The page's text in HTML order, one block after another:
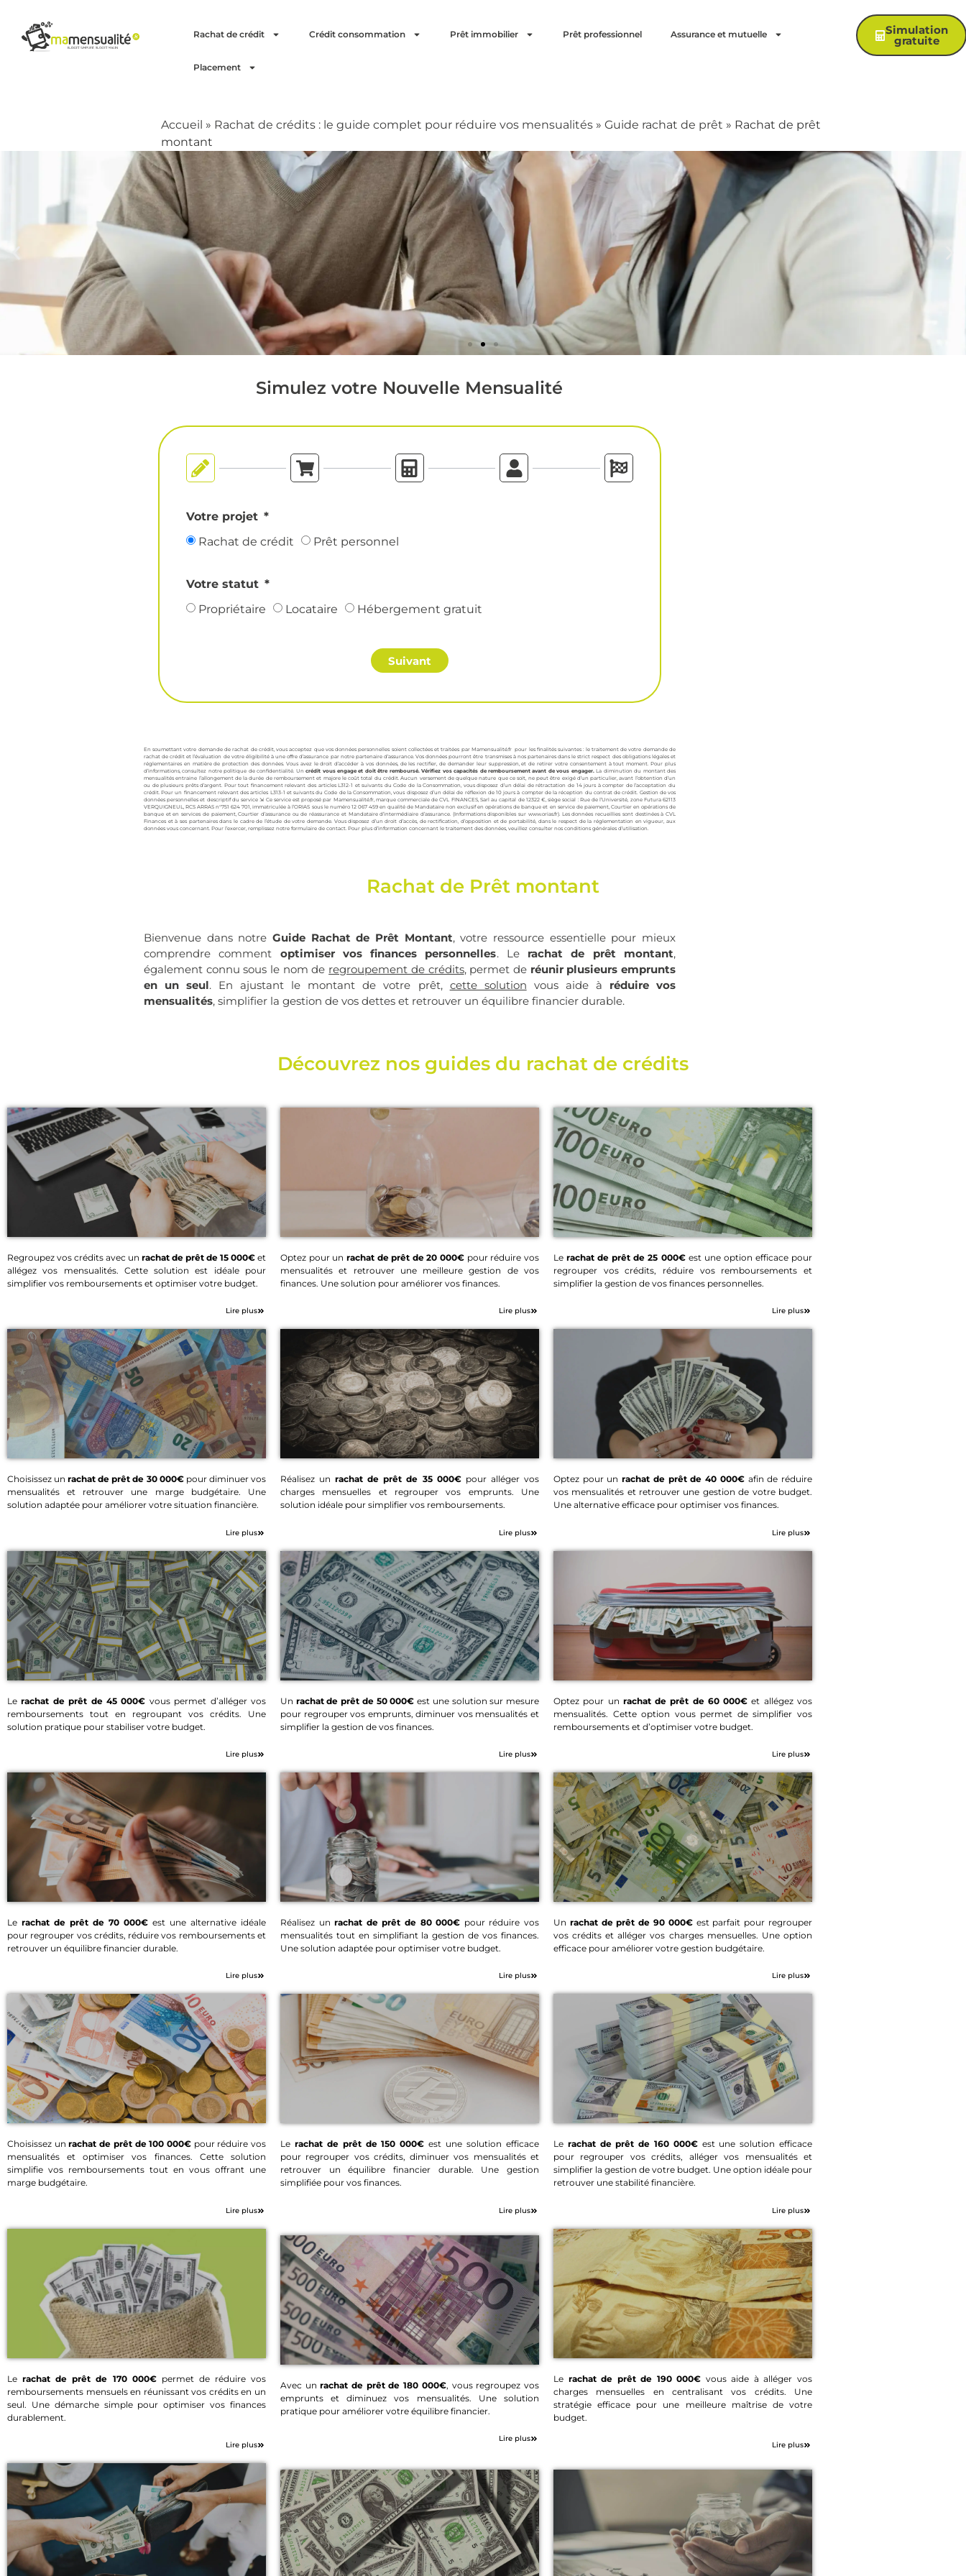
Rachat de crédit Crédit consommation Prêt immobilier Prêt professionnel Assurance et mutuelle
Placement
Accueil » Rachat de crédits : le guide complet pour réduire vos mensualités» Guide rachat de prêt » Rachat de prêt
montant
Simulation
gratuite
Un remboursement à votre
Simulez votre Nouvelle Mensualité
Votre projet
Rachat de crédit
Prêt personnel
Votre statut
Propriétaire
Locataire Hébergement gratuit
Suivant
En soumettant votre demande de rachat de crédit, vous acceptez que vos données personnelles soient collectées et traitées par Mamensualité.fr pour les finalités suivantes : le traitement de votre demande de
rachat de crédit et l’évaluation de votre éligibilité à une offre d’assurance par notre partenaire d’assurance. Vos données pourront être transmises à nos partenaires dans le strict respect des obligations légales et
réglementaires en matière de protection des données. Vous avez le droit d’accéder à vos données, de les rectifier, de demander leur suppression, et de retirer votre consentement à tout moment. Pour plus
d’informations, consultez notre politique de confidentialité. Un crédit vous engage et doit être remboursé. Vérifiez vos capacités de remboursement avant de vous engager.La diminution du montant des
mensualités entraine l’allongement de la durée de remboursement et majore le coût total du crédit. Aucun versement de quelque nature que ce soit, ne peut être exigé d’un particulier, avant l’obtention d’un
ou de plusieurs prêts d’argent. Pour tout financement relevant des articles L312-1 et suivants du Code de la Consommation, vous disposez d’un délai de rétractation de 14 jours à compter de l’acceptation du
crédit. Pour un financement relevant des articles L313-1 et suivants du Code de la Consommation, vous disposez d’un délai de réflexion de 10 jours à compter de la réception du contrat de crédit. Gestion de vos
données personnelles et descriptif du service ⇲ Ce service est proposé par Mamensualité.fr, marque commerciale de CVL FINANCES, Sarl au capital de 12322 €, siège social : Rue de l’Université, zone Futura 62113
VERQUIGNEUL, RCS ARRAS n°751 624 701, immatriculée à l’ORIAS sous le numéro 12 067 459 en qualité de Mandataire non exclusif en opérations de banque et en service de paiement, Courtier en opérations de
banque et en services de paiement, Courtier d’assurance ou de réassurance et Mandataire d’intermédiaire d’assurance. (Informations disponibles sur www.orias.fr). Les données recueillies sont destinées à CVL
Finances et à ses partenaires dans le cadre de l’étude de votre demande. Vous disposez d’un droit d’accès, de rectification, d’opposition et de portabilité, dans le respect de la réglementation en vigueur, aux
données vous concernant. Pour l’exercer, remplissez notre formulaire de contact. Pour plus d’information concernant le traitement des données, veuillez consulter nos conditions générales d’utilisation.
Rachat de Prêt montant
Bienvenue dans notre Guide Rachat de Prêt Montant, votre ressource essentielle pour mieux
comprendre comment optimiser vos finances personnelles. Le rachat de prêt montant,
également connu sous le nom de regroupement de crédits, permet de réunir plusieurs emprunts
en un seul. En ajustant le montant de votre prêt, cette solution vous aide à réduire vos
mensualités, simplifier la gestion de vos dettes et retrouver un équilibre financier durable.
Découvrez nos guides du rachat de crédits
Rachat de prêt 15 000€
Regroupez vos crédits avec un rachat de prêt de 15 000€ et
allégez vos mensualités. Cette solution est idéale pour
simplifier vos remboursements et optimiser votre budget.
Lire plus
Rachat de prêt 20 000€
Optez pour un rachat de prêt de 20 000€ pour réduire vos
mensualités et retrouver une meilleure gestion de vos
finances. Une solution pour améliorer vos finances.
Lire plus
Rachat de prêt 25 000€
Lerachat de prêt de 25 000€est une option efficace pour
regrouper vos crédits, réduire vos remboursements et
simplifier la gestion de vos finances personnelles.
Lire plus
Rachat de prêt 30 000€
Choisissez unrachat de prêt de 30 000€pour diminuer vos
mensualités et retrouver une marge budgétaire. Une
solution adaptée pour améliorer votre situation financière.
Lire plus
Rachat de prêt 35 000€
Réalisez unrachat de prêt de 35 000€pour alléger vos
charges mensuelles et regrouper vos emprunts. Une
solution idéale pour simplifier vos remboursements.
Lire plus
Rachat de prêt 40 000€
Optez pour unrachat de prêt de 40 000€afin de réduire
vos mensualités et retrouver une gestion de votre budget.
Une alternative efficace pour optimiser vos finances.
Lire plus
Rachat de prêt 45 000€
Lerachat de prêt de 45 000€ vous permet d’alléger vos
remboursements tout en regroupant vos crédits. Une
solution pratique pour stabiliser votre budget.
Lire plus
Rachat de prêt 50 000€
Un rachat de prêt de 50 000€ est une solution sur mesure
pour regrouper vos emprunts, diminuer vos mensualités et
simplifier la gestion de vos finances.
Lire plus
Rachat de prêt 60 000€
Optez pour un rachat de prêt de 60 000€ et allégez vos
mensualités. Cette option vous permet de simplifier vos
remboursements et d’optimiser votre budget.
Lire plus
Rachat de prêt 70 000€
Le rachat de prêt de 70 000€ est une alternative idéale
pour regrouper vos crédits, réduire vos remboursements et
retrouver un équilibre financier durable.
Lire plus
Rachat de prêt 80 000€
Réalisez unrachat de prêt de 80 000€ pour réduire vos
mensualités tout en simplifiant la gestion de vos finances.
Une solution adaptée pour optimiser votre budget.
Lire plus
Rachat de prêt 90 000€
Un rachat de prêt de 90 000€est parfait pour regrouper
vos crédits et alléger vos charges mensuelles. Une option
efficace pour améliorer votre gestion budgétaire.
Lire plus
Rachat de prêt 100
Choisissez unrachat de prêt de 100 000€pour réduire vos
mensualités et optimiser vos finances. Cette solution
simplifie vos remboursements tout en vous offrant une
marge budgétaire.
Lire plus
Rachat de prêt 150
000€
Le rachat de prêt de 150 000€ est une solution efficace
pour regrouper vos crédits, diminuer vos mensualités et
retrouver un équilibre financier durable. Une gestion
simplifiée pour vos finances.
Lire plus
Rachat de prêt 160
000€
Le rachat de prêt de 160 000€est une solution efficace
pour regrouper vos crédits, alléger vos mensualités et
simplifier la gestion de votre budget. Une option idéale pour
retrouver une stabilité financière.
Lire plus
Rachat de prêt 170
Lerachat de prêt de 170 000€permet de réduire vos
remboursements mensuels en réunissant vos crédits en un
seul. Une démarche simple pour optimiser vos finances
durablement.
Lire plus
Rachat de prêt 180
Avec unrachat de prêt de 180 000€, vous regroupez vos
emprunts et diminuez vos mensualités. Une solution
pratique pour améliorer votre équilibre financier.
Lire plus
Rachat de prêt 190
Le rachat de prêt de 190 000€ vous aide à alléger vos
charges mensuelles en centralisant vos crédits. Une
stratégie efficace pour une meilleure maîtrise de votre
budget.
Lire plus